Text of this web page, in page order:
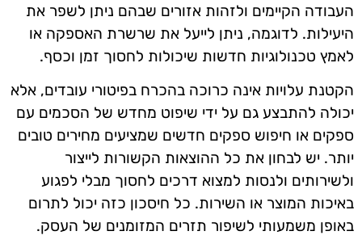
העבודה הקיימים ולזהות אזורים שבהם ניתן לשפר את
היעילות. לדוגמה, ניתן לייעל את שרשרת האספקה או
לאמץ טכנולוגיות חדשות שיכולות לחסוך זמן וכסף.
הקטנת עלויות אינה כרוכה בהכרח בפיטורי עובדים, אלא
יכולה להתבצע גם על ידי שיפוט מחדש של הסכמים עם
ספקים או חיפוש ספקים חדשים שמציעים מחירים טובים
יותר. יש לבחון את כל ההוצאות הקשורות לייצור
ולשירותים ולנסות למצוא דרכים לחסוך מבלי לפגוע
באיכות המוצר או השירות. כל חיסכון כזה יכול לתרום
באופן משמעותי לשיפור תזרים המזומנים של העסק.